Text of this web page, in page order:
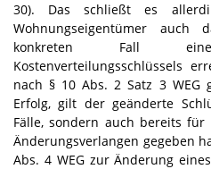
30). Das schließt es
Wohnungseigentümer
konkreten Fall
Kostenverteilungsschlüssels
nach § 10 Abs. 2 Satz 3
Erfolg, gilt der geänderte
Fälle, sondern auch bereits
Änderungsverlangen gegeben
Abs. 4 WEG zur Änderung